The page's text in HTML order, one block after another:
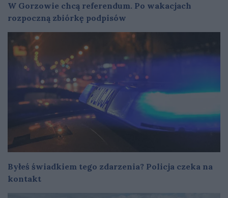
W Gorzowie chcą referendum. Po wakacjach
rozpoczną zbiórkę podpisów
Byłeś świadkiem tego zdarzenia? Policja czeka na
kontakt